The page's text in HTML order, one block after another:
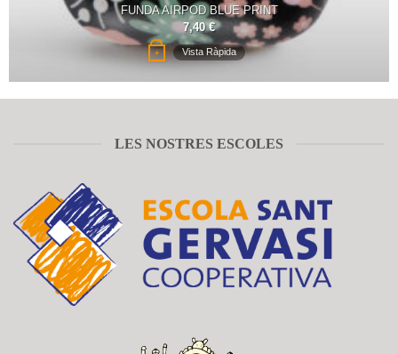
FUNDA AIRPOD BLUE PRINT
7,40€
+ Vista Ràpida
LES NOSTRES ESCOLES